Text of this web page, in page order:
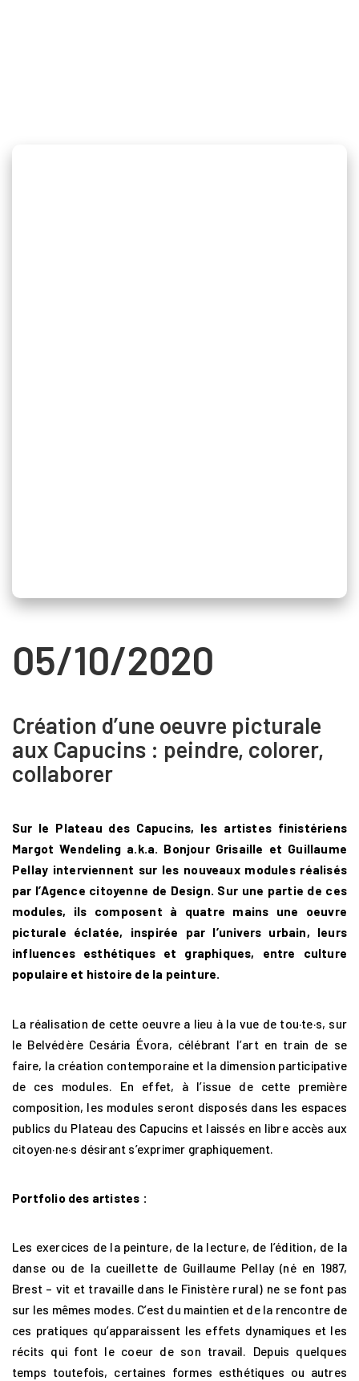
05/10/2020
Création d’une oeuvre picturale
aux Capucins : peindre, colorer,
collaborer
Sur le Plateau des Capucins, les artistes finistériens
Margot Wendeling a.k.a. Bonjour Grisaille et Guillaume
Pellay interviennent sur les nouveaux modules réalisés
par l’Agence citoyenne de Design. Sur une partie de ces
modules, ils composent à quatre mains une oeuvre
picturale éclatée, inspirée par l’univers urbain, leurs
influences esthétiques et graphiques, entre culture
populaire et histoire de la peinture.
La réalisation de cette oeuvre a lieu à la vue de tou·te·s, sur
le Belvédère Cesária Évora, célébrant l’art en train de se
faire, la création contemporaine et la dimension participative
de ces modules. En effet, à l’issue de cette première
composition, les modules seront disposés dans les espaces
publics du Plateau des Capucins et laissés en libre accès aux
citoyen·ne·s désirant s’exprimer graphiquement.
Portfolio des artistes :
Les exercices de la peinture, de la lecture, de l’édition, de la
danse ou de la cueillette de Guillaume Pellay (né en 1987,
Brest – vit et travaille dans le Finistère rural) ne se font pas
sur les mêmes modes. C’est du maintien et de la rencontre de
ces pratiques qu’apparaissent les effets dynamiques et les
récits qui font le coeur de son travail. Depuis quelques
temps toutefois, certaines formes esthétiques ou autres